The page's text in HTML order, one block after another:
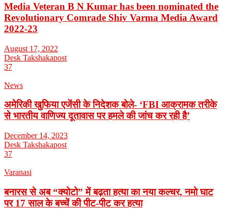
Media Veteran B N Kumar has been nominated the
Revolutionary Comrade Shiv Varma Media Award
2022-23
August 17, 2022
Desk Takshakapost
37
News
अमेरिकी खुफिया एजेंसी के निदेशक बोले- ‘FBI आक्रामक तरीके
से भारतीय वाणिज्य दूतावास पर हमले की जांच कर रही है’
December 14, 2023
Desk Takshakapost
37
Varanasi
बनारस से अब “क्योटो” में बढ़ता हत्या का नया कल्चर, नमो घाट
पर 17 साल के बच्चें की पीट-पीट कर हत्या